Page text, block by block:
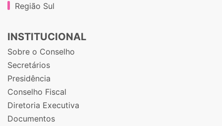
Região Sul
INSTITUCIONAL
Sobre o Conselho
Secretários
Presidência
Conselho Fiscal
Diretoria Executiva
Documentos